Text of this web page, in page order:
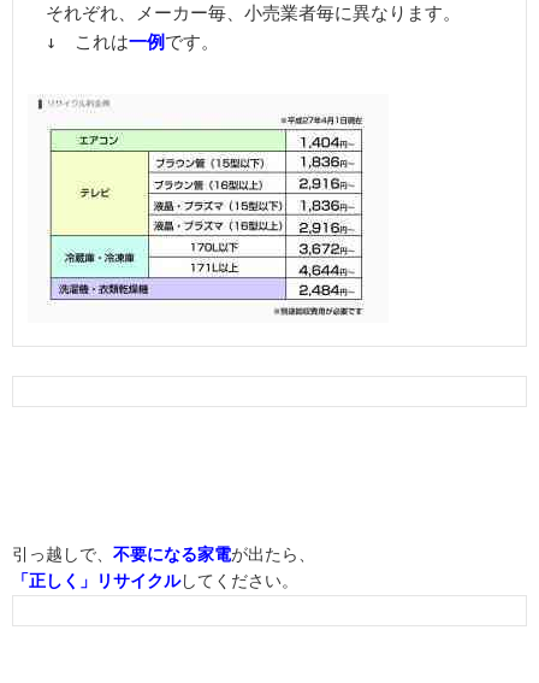
それぞれ、メーカー毎、小売業者毎に異なります。
↓　これは一例です。
引っ越しで、 不要になる家電が出たら、
「正しく」リサイクルしてください。